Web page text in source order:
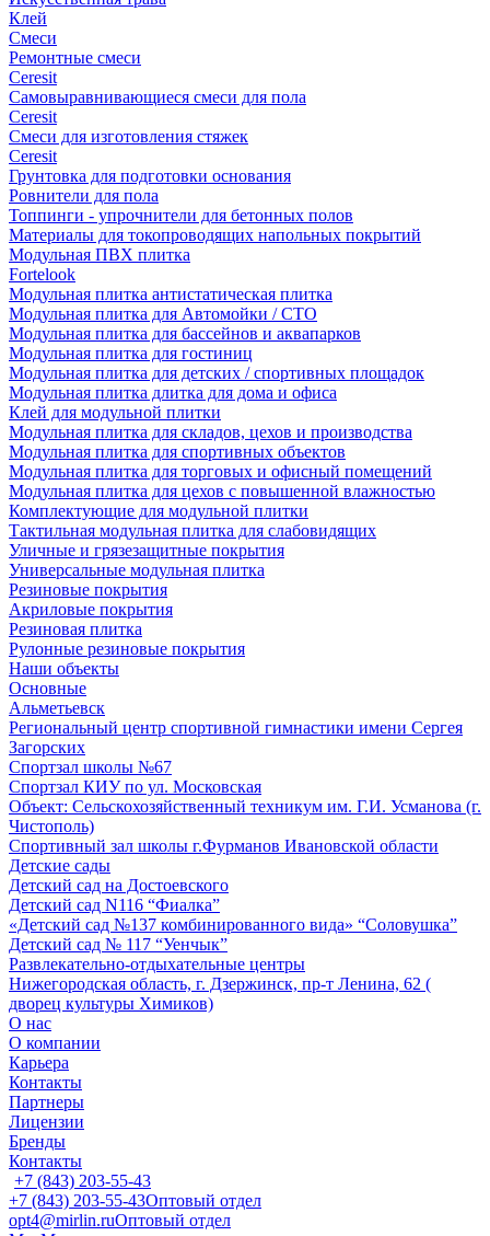
Клей
Смеси
Ремонтные смеси
Ceresit
Самовыравнивающиеся смеси для пола
Ceresit
Смеси для изготовления стяжек
Ceresit
Грунтовка для подготовки основания
Ровнители для пола
Топпинги - упрочнители для бетонных полов
Материалы для токопроводящих напольных покрытий
Модульная ПВХ плитка
Fortelook
Модульная плитка антистатическая плитка
Модульная плитка для Автомойки / СТО
Модульная плитка для бассейнов и аквапарков
Модульная плитка для гостиниц
Модульная плитка для детских / спортивных площадок
Модульная плитка длитка для дома и офиса
Клей для модульной плитки
Модульная плитка для складов, цехов и производства
Модульная плитка для спортивных объектов
Модульная плитка для торговых и офисный помещений
Модульная плитка для цехов с повышенной влажностью
Комплектующие для модульной плитки
Тактильная модульная плитка для слабовидящих
Уличные и грязезащитные покрытия
Универсальные модульная плитка
Резиновые покрытия
Акриловые покрытия
Резиновая плитка
Рулонные резиновые покрытия
Наши объекты
Основные
Альметьевск
Региональный центр спортивной гимнастики имени Сергея
Загорских
Спортзал школы №67
Спортзал КИУ по ул. Московская
Объект: Сельскохозяйственный техникум им. Г.И. Усманова (г.
Чистополь)
Спортивный зал школы г.Фурманов Ивановской области
Детские сады
Детский сад на Достоевского
Детский сад N116 “Фиалка”
«Детский сад №137 комбинированного вида» “Соловушка”
Детский сад № 117 “Уенчык”
Развлекательно-отдыхательные центры
Нижегородская область, г. Дзержинск, пр-т Ленина, 62 (
дворец культуры Химиков)
О нас
О компании
Карьера
Контакты
Партнеры
Лицензии
Бренды
Контакты
+7 (843) 203-55-43
+7 (843) 203-55-43Оптовый отдел
opt4@mirlin.ruОптовый отдел